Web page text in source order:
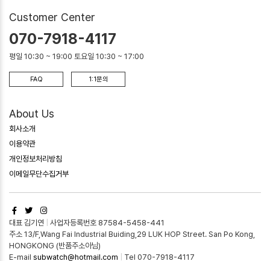
Customer Center
070-7918-4117
평일 10:30 ~ 19:00 토요일 10:30 ~ 17:00
FAQ 1:1문의
About Us
회사소개
이용약관
개인정보처리방침
이메일무단수집거부
대표 김기연
사업자등록번호 87584-5458-441
주소 13/F,Wang Fai Industrial Buiding,29 LUK HOP Street. San Po Kong,
HONGKONG (반품주소아님)
E-mail subwatch@hotmail.com Tel 070-7918-4117